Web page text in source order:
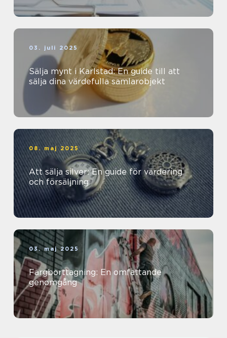
03. juli 2025
Sälja mynt i Karlstad: En guide till att
sälja dina värdefulla samlarobjekt
08. maj 2025
Att sälja silver: En guide för värdering
och försäljning
03. maj 2025
Färgborttagning: En omfattande
genomgång